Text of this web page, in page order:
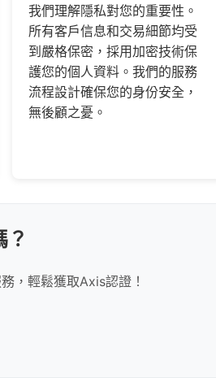
我們理解隱私對您的重要性。
所有客戶信息和交易細節均受
到嚴格保密，採用加密技術保
護您的個人資料。我們的服務
流程設計確保您的身份安全，
無後顧之憂。
？
，輕鬆獲取Axis認證！